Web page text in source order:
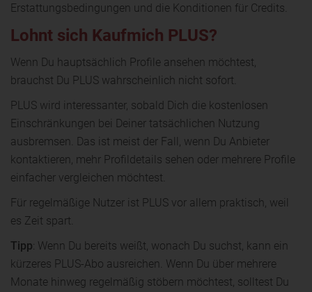
Erstattungsbedingungen und die Konditionen für Credits.
Lohnt sich Kaufmich PLUS?
Wenn Du hauptsächlich Profile ansehen möchtest,
brauchst Du PLUS wahrscheinlich nicht sofort.
PLUS wird interessanter, sobald Dich die kostenlosen
Einschränkungen bei Deiner tatsächlichen Nutzung
ausbremsen. Das ist meist der Fall, wenn Du Anbieter
kontaktieren, mehr Profildetails sehen oder mehrere Profile
einfacher vergleichen möchtest.
Für regelmäßige Nutzer ist PLUS vor allem praktisch, weil
es Zeit spart.
Tipp: Wenn Du bereits weißt, wonach Du suchst, kann ein
kürzeres PLUS-Abo ausreichen. Wenn Du über mehrere
Monate hinweg regelmäßig stöbern möchtest, solltest Du